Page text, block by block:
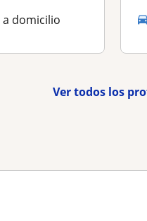
a domicilio
Ver todos los